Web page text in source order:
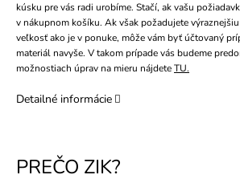
kúsku pre vás radi urobíme. Stačí, ak vašu
v nákupnom košíku. Ak však požadujete
veľkosť ako je v ponuke, môže vám byť účtovaný
materiál navyše. V takom prípade vás budeme
možnostiach úprav na mieru nájdeteTU.
Detailné informácie